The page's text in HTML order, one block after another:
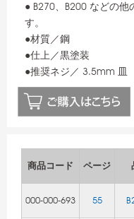
● B270、B200 などの
す。
●材質／鋼
●仕上／黒塗装
●推奨ネジ／ 3.5mm 皿
商品コード ページ
000-000-693 55